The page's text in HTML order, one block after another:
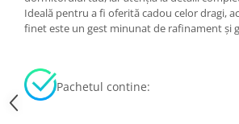
Ideală pentru a fi oferită cadou celor dragi,
finet este un gest minunat de rafinament și
Pachetul contine: